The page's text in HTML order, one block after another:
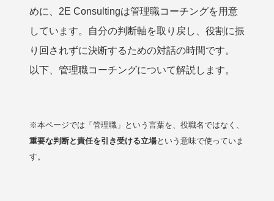
めに、2E Consultingは管理職コーチングを用意
しています。自分の判断軸を取り戻し、役割に振
り回されずに決断するための対話の時間です。
以下、管理職コーチングについて解説します。
※本ページでは「管理職」という言葉を、役職名ではなく、
重要な判断と責任を引き受ける立場という意味で使っていま
す。